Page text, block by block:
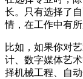
长。只有选择了
情，在工作中有所
比如，如果你对
计、数字媒体艺
择机械工程、自